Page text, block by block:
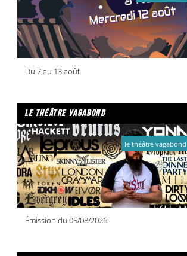
Du 7 au 13 août
le théâtre vagabond
Émission du 05/08/2026
le théâtre vagabond